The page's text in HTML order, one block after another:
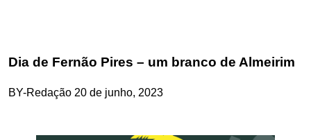
Dia de Fernão Pires – um branco de Almeirim
BY-Redação 20 de junho, 2023